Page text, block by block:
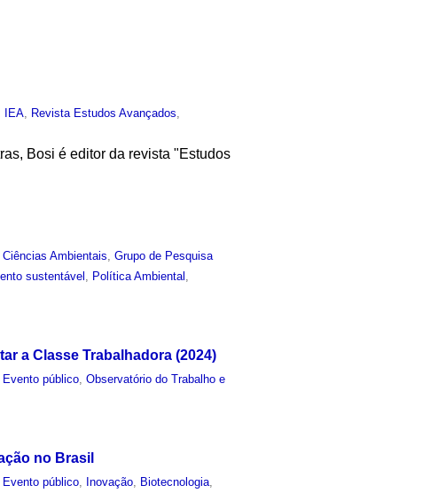
IEA Revista Estudos Avançados
Bosi é editor da revista "Estudos
Ciências Ambientais,Grupo de Pesquisa
sustentável , Política Ambiental ,
a Classe Trabalhadora (2024)
Evento público ,Observatório do Trabalho e
no Brasil
Evento público Inovação Biotecnologia